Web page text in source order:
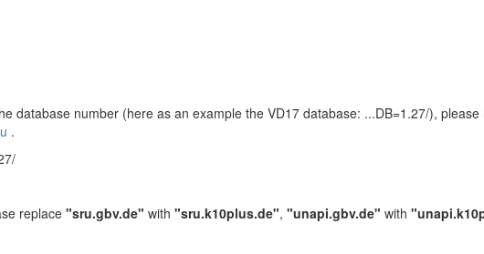
database number (here as an example the VD17 database: ...DB=1.27/),
.
replace"sru.gbv.de" with "sru.k10plus.de", "unapi.gbv.de" with